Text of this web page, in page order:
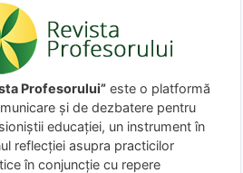
Profesorului” este o platformă
și de dezbatere pentru
educației, un instrument în
reflecției asupra practicilor
în conjuncție cu repere